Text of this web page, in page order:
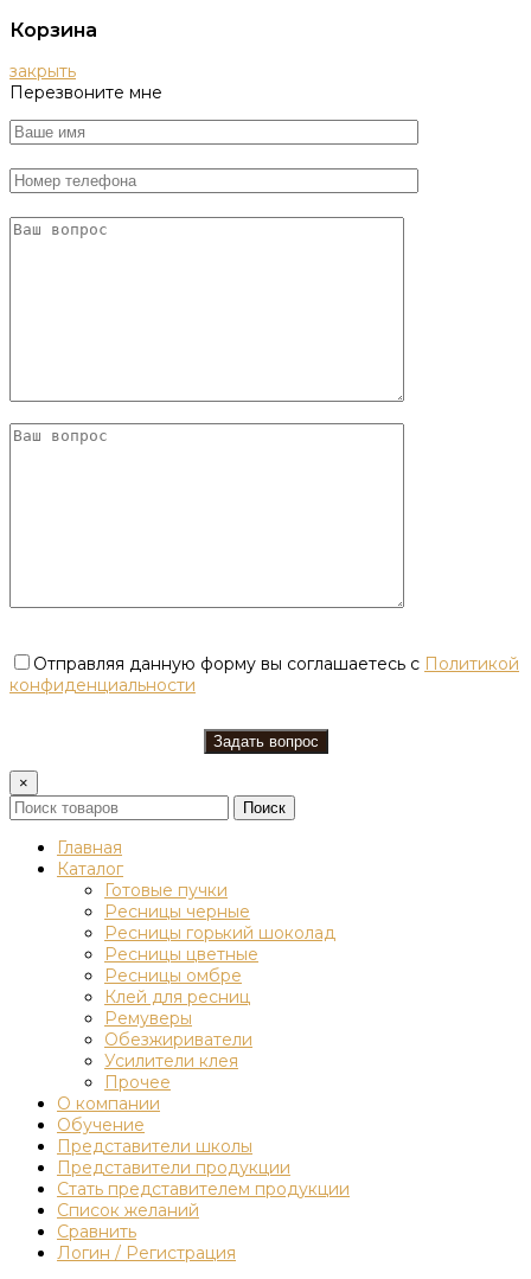
Корзина
закрыть
Перезвоните мне
Отправляя данную форму вы соглашаетесь с Политикой
конфиденциальности
×
Поиск
Главная
Каталог
Готовые пучки
Ресницы черные
Ресницы горький шоколад
Ресницы цветные
Ресницы омбре
Клей для ресниц
Ремуверы
Обезжириватели
Усилители клея
Прочее
О компании
Обучение
Представители школы
Представители продукции
Стать представителем продукции
Список желаний
Сравнить
Логин / Регистрация